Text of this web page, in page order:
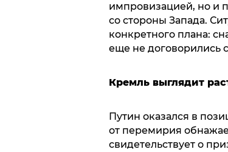
импровизацией, но и
со стороны Запада.
конкретного плана:
еще не договорились
Кремль выглядит
Путин оказался в
от перемирия
свидетельствует о